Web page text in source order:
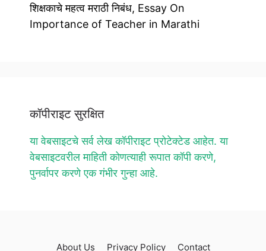
शिक्षकाचे महत्व मराठी निबंध, Essay On
Importance of Teacher in Marathi
कॉपीराइट सुरक्षित
या वेबसाइटचे सर्व लेख कॉपीराइट प्रोटेक्टेड आहेत. या
वेबसाइटवरील माहिती कोणत्याही रूपात कॉपी करणे,
पुनर्वापर करणे एक गंभीर गुन्हा आहे.
About Us Privacy Policy Contact